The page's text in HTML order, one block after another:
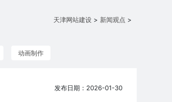
天津网站建设 > 新闻观点 >
动画制作
发布日期：2026-01-30